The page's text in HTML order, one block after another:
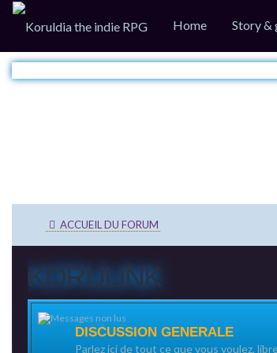
Home Story &
ACCUEIL DU FORUM
KORULINK
DISCUSSION GENERALE
Parlez ici de tout ce que vous voulez,